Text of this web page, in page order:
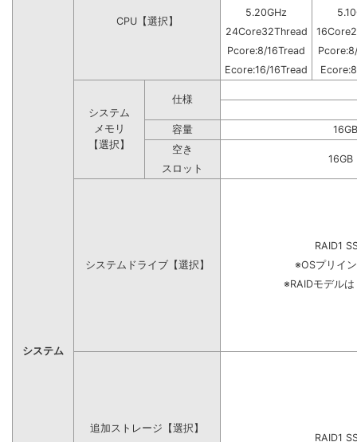
システム
CPU【選択】
5.20GHz
24Core32Thread
Pcore:8/16Tread
Ecore:16/16Tread
システム
メモリ
【選択】
仕様
容量
空き
16GB
スロット
システムドライブ【選択】
RAID1
※OSプリイ
※RAIDモデル
追加ストレージ【選択】
RAID1